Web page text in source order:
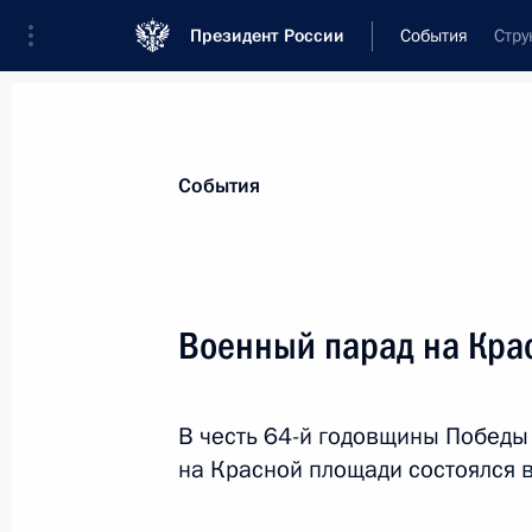
Президент России События
Новости
Дмитрий Медведев направил
по случаю его избрания
События
Военный парад на
В честь 64-й годовщины
на Красной площади состоялся